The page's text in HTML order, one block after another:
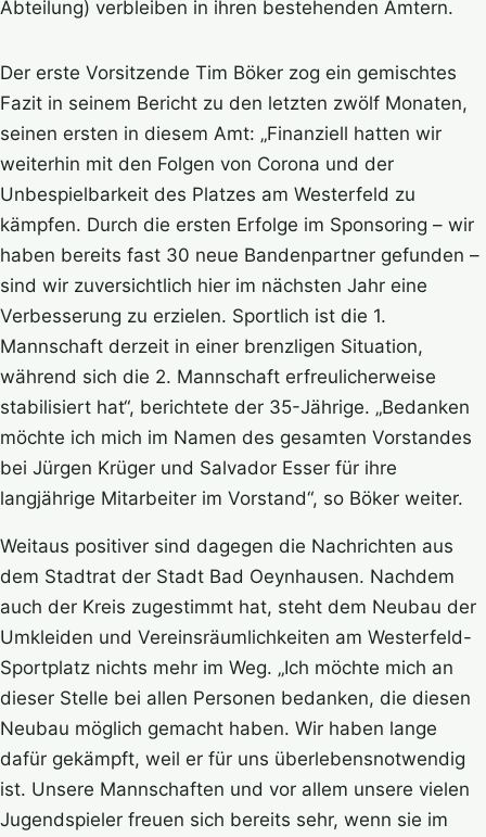
Abteilung) verbleiben in ihren bestehenden Ämtern.
Der erste Vorsitzende Tim Böker zog ein gemischtes
Fazit in seinem Bericht zu den letzten zwölf Monaten,
seinen ersten in diesem Amt: „Finanziell hatten wir
weiterhin mit den Folgen von Corona und der
Unbespielbarkeit des Platzes am Westerfeld zu
kämpfen. Durch die ersten Erfolge im Sponsoring – wir
haben bereits fast 30 neue Bandenpartner gefunden –
sind wir zuversichtlich hier im nächsten Jahr eine
Verbesserung zu erzielen. Sportlich ist die 1.
Mannschaft derzeit in einer brenzligen Situation,
während sich die 2. Mannschaft erfreulicherweise
stabilisiert hat“, berichtete der 35-Jährige. „Bedanken
möchte ich mich im Namen des gesamten Vorstandes
bei Jürgen Krüger und Salvador Esser für ihre
langjährige Mitarbeiter im Vorstand“, so Böker weiter.
Weitaus positiver sind dagegen die Nachrichten aus
dem Stadtrat der Stadt Bad Oeynhausen. Nachdem
auch der Kreis zugestimmt hat, steht dem Neubau der
Umkleiden und Vereinsräumlichkeiten am Westerfeld-
Sportplatz nichts mehr im Weg. „Ich möchte mich an
dieser Stelle bei allen Personen bedanken, die diesen
Neubau möglich gemacht haben. Wir haben lange
dafür gekämpft, weil er für uns überlebensnotwendig
ist. Unsere Mannschaften und vor allem unsere vielen
Jugendspieler freuen sich bereits sehr, wenn sie im